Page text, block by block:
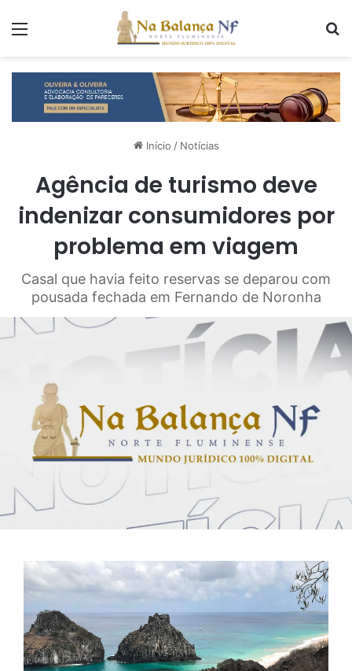
Início / Notícias
Agência de turismo deve
indenizar consumidores por
problema em viagem
Casal que havia feito reservas se deparou com
pousada fechada em Fernando de Noronha